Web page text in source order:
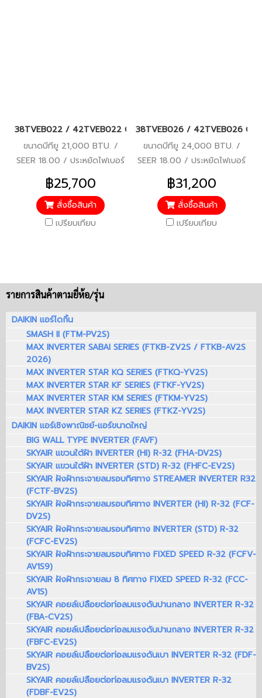
38TVEB022 / 42TVEB022 CARRIER COPPER ION (COPPER
ขนาดบีทียู 21,000 BTU. /
SEER 18.00 / ประหยัดไฟเบอร์
5 / รับประกันคอมเพรสเซอร์ 7
ปี / อะไหล่อื่นๆ 3 ปี / ราคารวม
ติดตั้งแล้ว*
฿25,700
สั่งซื้อสินค้า
เปรียบเทียบ
38TVEB026 / 42TVEB026
ขนาดบีทียู 24,000 BTU. /
SEER 18.00 / ประหยัดไฟเบอร์
5 / รับประกันคอมเพรสเซอร์ 7
ปี / อะไหล่อื่นๆ 3 ปี / ราคารวม
ติดตั้งแล้ว*
฿31,200
สั่งซื้อสินค้า
เปรียบเทียบ
รายการสินค้าตามยี่ห้อ/รุ่น
DAIKIN แอร์ไดกิ้น
SMASH II (FTM-PV2S)
MAX INVERTER SABAI SERIES (FTKB-ZV2S / FTKB-AV2S
2026)
MAX INVERTER STAR KQ SERIES (FTKQ-YV2S)
MAX INVERTER STAR KF SERIES (FTKF-YV2S)
MAX INVERTER STAR KM SERIES (FTKM-YV2S)
MAX INVERTER STAR KZ SERIES (FTKZ-YV2S)
DAIKIN แอร์เชิงพาณิชย์-แอร์ขนาดใหญ่
BIG WALL TYPE INVERTER (FAVF)
SKYAIR แขวนใต้ฝ้า INVERTER (HI) R-32 (FHA-DV2S)
SKYAIR แขวนใต้ฝ้า INVERTER (STD) R-32 (FHFC-EV2S)
SKYAIR ฝังฝ้ากระจายลมรอบทิศทาง STREAMER INVERTER R32
(FCTF-BV2S)
SKYAIR ฝังฝ้ากระจายลมรอบทิศทาง INVERTER (HI) R-32 (FCF-
DV2S)
SKYAIR ฝังฝ้ากระจายลมรอบทิศทาง INVERTER (STD) R-32
(FCFC-EV2S)
SKYAIR ฝังฝ้ากระจายลมรอบทิศทาง FIXED SPEED R-32 (FCFV-
AV1S9)
SKYAIR ฝังฝ้ากระจายลม 8 ทิศทาง FIXED SPEED R-32 (FCC-
AV1S)
SKYAIR คอยล์เปลือยต่อท่อลมแรงดันปานกลาง INVERTER R-32
(FBA-CV2S)
SKYAIR คอยล์เปลือยต่อท่อลมแรงดันปานกลาง INVERTER R-32
(FBFC-EV2S)
SKYAIR คอยล์เปลือยต่อท่อลมแรงดันเบา INVERTER R-32 (FDF-
BV2S)
SKYAIR คอยล์เปลือยต่อท่อลมแรงดันเบา INVERTER R-32
(FDBF-EV2S)